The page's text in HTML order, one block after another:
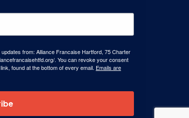
from: Alliance Francaise Hartford, 75 Charter
. You can revoke your consent
found at the bottom of every email. Emails are